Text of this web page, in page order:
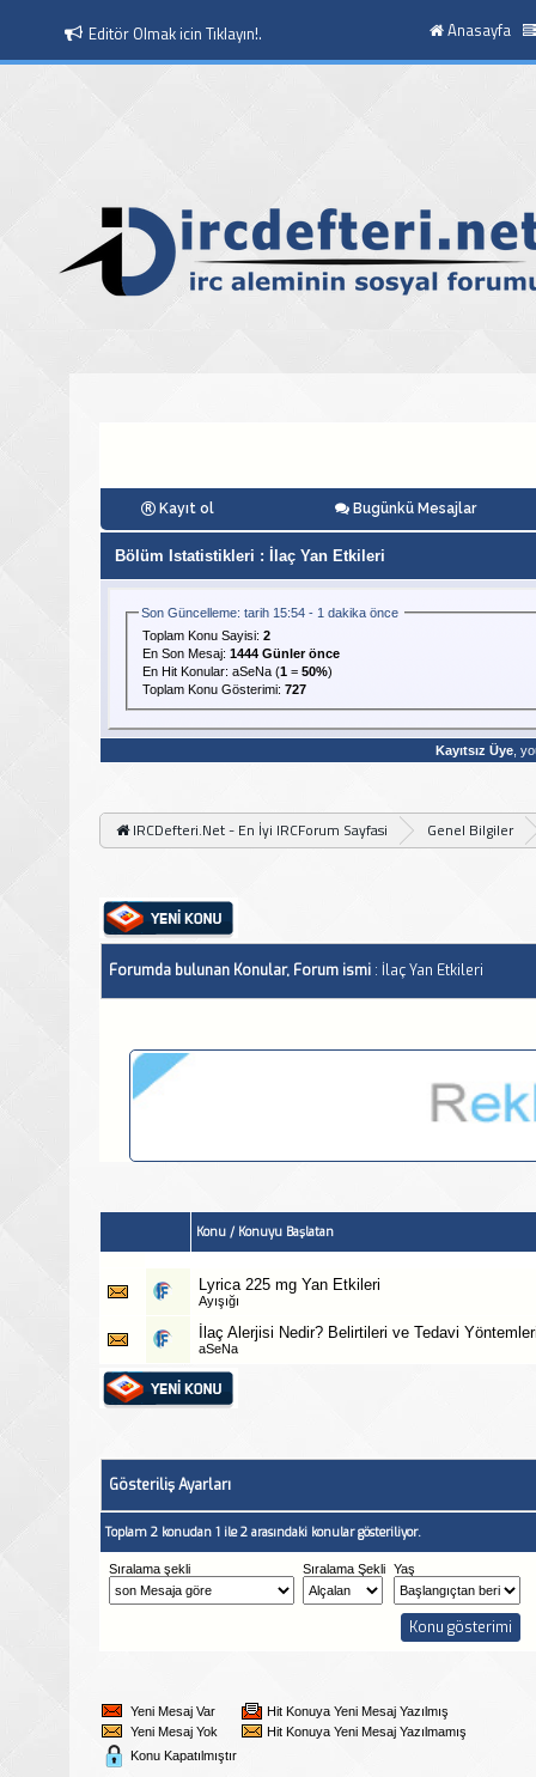
Editör Olmak icin Tıklayın!. Anasayfa
Kayıt ol Bugünkü Mesajlar
Bölüm Istatistikleri : İlaç Yan Etkileri
Son Güncelleme: tarih 15:54 - 1 dakika önce
Toplam Konu Sayisi: 2
En Son Mesaj: 1444 Günler önce
En Hit Konular: aSeNa (1 = 50%)
Toplam Konu Gösterimi: 727
Kayıtsız Üye,
IRCDefteri.Net - En İyi IRCForum Sayfasi Genel Bilgiler
Forumda bulunan Konular, Forum ismi : İlaç Yan Etkileri
Konu / Konuyu Başlatan
Lyrica 225 mg Yan Etkileri
Ayışığı
İlaç Alerjisi Nedir? Belirtileri ve Tedavi
aSeNa
Gösteriliş Ayarları
Toplam 2 konudan 1 ile 2 arasındaki konular gösteriliyor.
Sıralama şekli Sıralama Şekli Yaş
Yeni Mesaj Var
Hit Konuya Yeni Mesaj Yazılmış
Yeni Mesaj Yok
Hit Konuya Yeni Mesaj Yazılmamış
Konu Kapatılmıştır